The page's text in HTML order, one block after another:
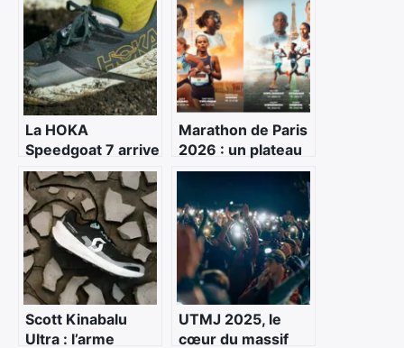
La HOKA
Speedgoat 7 arrive
: évolution
maîtrisée d’une
référence du trail
technique
Marathon de Paris
2026 : un plateau
élite historique
pour une édition
déjà record
Scott Kinabalu
Ultra : l’arme
UTMJ 2025, le
cœur du massif